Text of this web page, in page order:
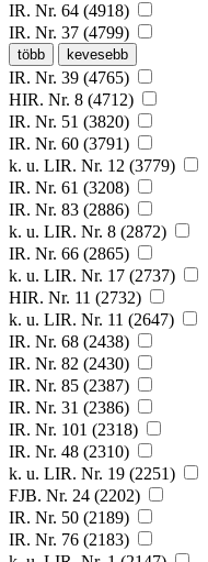
IR. Nr. 64 (4918)
IR. Nr. 37 (4799)
több kevesebb
IR. Nr. 39 (4765)
HIR. Nr. 8 (4712)
IR. Nr. 51 (3820)
IR. Nr. 60 (3791)
k. u. LIR. Nr. 12 (3779)
IR. Nr. 61 (3208)
IR. Nr. 83 (2886)
k. u. LIR. Nr. 8 (2872)
IR. Nr. 66 (2865)
k. u. LIR. Nr. 17 (2737)
HIR. Nr. 11 (2732)
k. u. LIR. Nr. 11 (2647)
IR. Nr. 68 (2438)
IR. Nr. 82 (2430)
IR. Nr. 85 (2387)
IR. Nr. 31 (2386)
IR. Nr. 101 (2318)
IR. Nr. 48 (2310)
k. u. LIR. Nr. 19 (2251)
FJB. Nr. 24 (2202)
IR. Nr. 50 (2189)
IR. Nr. 76 (2183)